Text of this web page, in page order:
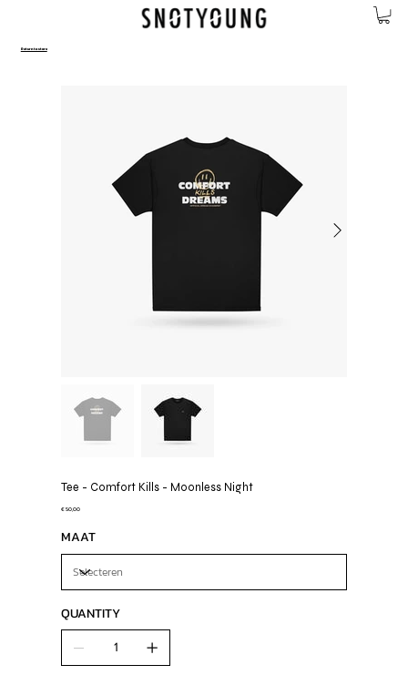
Tee - Comfort Kills - Moonless Night
Prijs
€ 50,00
MAAT
QUANTITY
Return to store